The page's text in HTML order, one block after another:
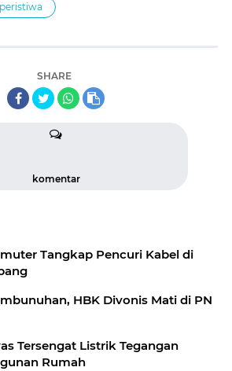
peristiwa
SHARE
komentar
Tangkap Pencuri Kabel di
HBK Divonis Mati di PN
Tersengat Listrik Tegangan
Rumah